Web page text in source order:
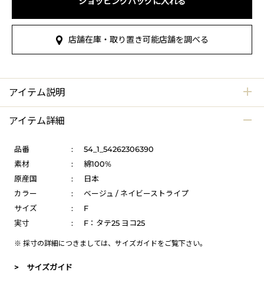
店舗在庫・取り置き可能店舗を調べる
アイテム説明
アイテム詳細
品番 :
54_1_54262306390
素材
:
綿100%
原産国
:
日本
カラー
:
ベージュ / ネイビーストライプ
サイズ
:
F
実寸
: F：タテ25 ヨコ25
※ 採寸の詳細につきましては、 サイズガイドをご覧下さい。
> サイズガイド